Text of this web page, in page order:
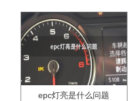
epc灯亮是什么问题